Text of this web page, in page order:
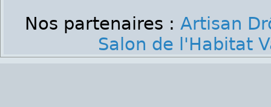
Nos partenaires : Artisan
Salon de l'Habitat